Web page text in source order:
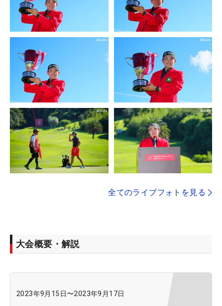
全てのライブフォトを見る
大会概要・解説
2023年9月15日〜2023年9月17日